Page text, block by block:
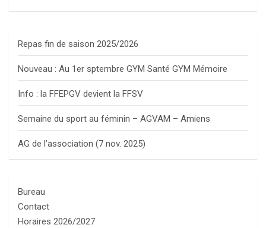
Repas fin de saison 2025/2026
Nouveau : Au 1er sptembre GYM Santé GYM Mémoire
Info : la FFEPGV devient la FFSV
Semaine du sport au féminin – AGVAM – Amiens
AG de l’association (7 nov. 2025)
Bureau
Contact
Horaires 2026/2027